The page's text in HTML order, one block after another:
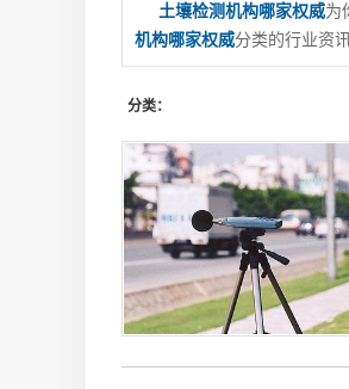
土壤检测机构哪家权威为
机构哪家权威分类的行业资
分类：